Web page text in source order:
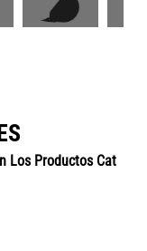
Los Productos Cat